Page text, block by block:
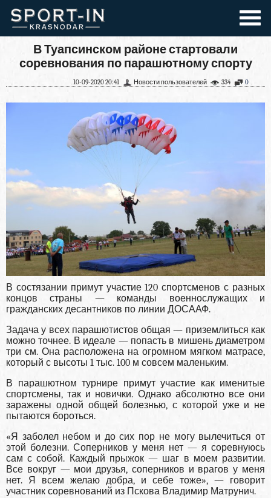
В Туапсинском районе стартовали
соревнования по парашютному спорту
0
334
Новости пользователей
10-09-2020 20:41
В состязании примут участие 120 спортсменов с разных
концов страны — команды военнослужащих и
гражданских десантников по линии ДОСААФ.
Задача у всех парашютистов общая — приземлиться как
можно точнее. В идеале — попасть в мишень диаметром
три см. Она расположена на огромном мягком матрасе,
который с высоты 1 тыс. 100 м совсем маленьким.
В парашютном турнире примут участие как именитые
спортсмены, так и новички. Однако абсолютно все они
заражены одной общей болезнью, с которой уже и не
пытаются бороться.
«Я заболел небом и до сих пор не могу вылечиться от
этой болезни. Соперников у меня нет — я соревнуюсь
сам с собой. Каждый прыжок — шаг в моем развитии.
Все вокруг — мои друзья, соперников и врагов у меня
нет. Я всем желаю добра, и себе тоже», — говорит
участник соревнований из Пскова Владимир Матрунич.